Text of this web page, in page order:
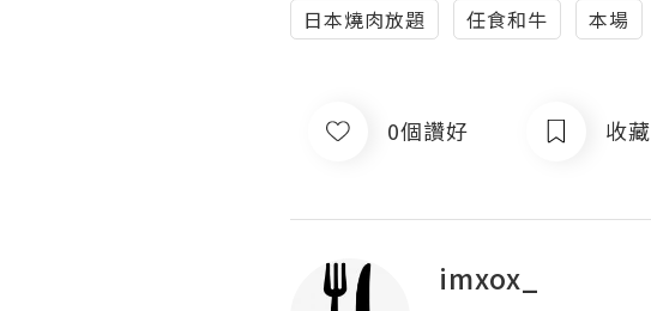
日本燒肉放題
任食和牛 本場
0個讚好 收藏
imxox_